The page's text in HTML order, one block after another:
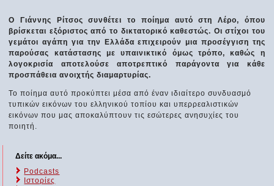
Ο Γιάννης Ρίτσος συνθέτει το ποίημα αυτό στη Λέρο, όπου
βρίσκεται εξόριστος από το δικτατορικό καθεστώς. Οι στίχοι του
γεμάτοι αγάπη για την Ελλάδα επιχειρούν μια προσέγγιση της
παρούσας κατάστασης με υπαινικτικό όμως τρόπο, καθώς η
λογοκρισία αποτελούσε αποτρεπτικό παράγοντα για κάθε
προσπάθεια ανοιχτής διαμαρτυρίας.
Το ποίημα αυτό προκύπτει μέσα από έναν ιδιαίτερο συνδυασμό
τυπικών εικόνων του ελληνικού τοπίου και υπερρεαλιστικών
εικόνων που μας αποκαλύπτουν τις εσώτερες ανησυχίες του
ποιητή.
Δείτε ακόμα...
Podcasts
Ιστορίες